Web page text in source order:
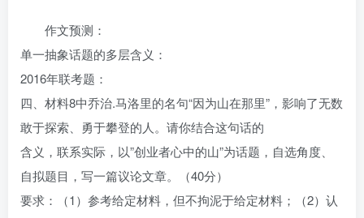
作文预测：
单一抽象话题的多层含义：
2016年联考题：
四、材料8中乔治.马洛里的名句“因为山在那里”，影响了无数
敢于探索、勇于攀登的人。请你结合这句话的
含义，联系实际，以”创业者心中的山”为话题，自选角度、
自拟题目，写一篇议论文章。（40分）
要求：（1）参考给定材料，但不拘泥于给定材料；（2）认